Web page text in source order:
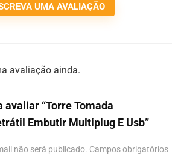
UMA AVALIAÇÃO
avaliação ainda.
avaliar “Torre Tomada
Embutir Multiplug E Usb”
não será publicado. Campos obrigatórios